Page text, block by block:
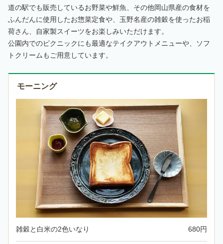
道の駅でも販売しているお野菜や鮮魚、その他岡山県産の食材を
ふんだんに使用したお惣菜定食や、玉野名産の雑穀を使ったお稲
荷さん、自家製スイーツをお楽しみいただけます。
公園内でのピクニックにも最適なテイクアウトメニューや、ソフ
トクリームもご用意しています。
モーニング
雑穀と白米の2色いなり 680円